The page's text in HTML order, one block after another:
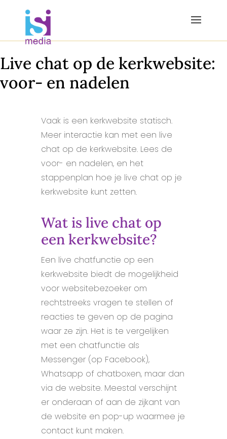
Live chat op de kerkwebsite:
voor- en nadelen
Vaak is een kerkwebsite statisch.
Meer interactie kan met een live
chat op de kerkwebsite. Lees de
voor- en nadelen, en het
stappenplan hoe je live chat op je
kerkwebsite kunt zetten.
Wat is live chat op
een kerkwebsite?
Een live chatfunctie op een
kerkwebsite biedt de mogelijkheid
voor websitebezoeker om
rechtstreeks vragen te stellen of
reacties te geven op de pagina
waar ze zijn. Het is te vergelijken
met een chatfunctie als
Messenger (op Facebook),
Whatsapp of chatboxen, maar dan
via de website. Meestal verschijnt
er onderaan of aan de zijkant van
de website en pop-up waarmee je
contact kunt maken.